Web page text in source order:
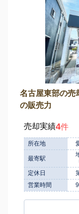
名古屋東部の売
の販売力
売却実績4件
所在地
最寄駅
定休日
営業時間